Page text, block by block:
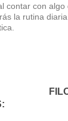
contar con algo
la rutina